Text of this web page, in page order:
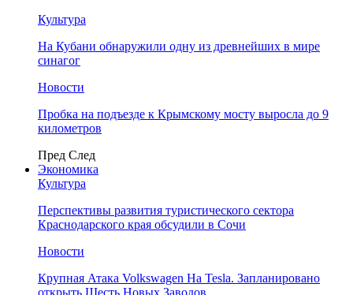
Культура
На Кубани обнаружили одну из древнейших в мире
синагог
Новости
Пробка на подъезде к Крымскому мосту выросла до 9
километров
Пред След
Экономика
Культура
Перспективы развития туристического сектора
Краснодарского края обсудили в Сочи
Новости
Крупная Атака Volkswagen На Tesla. Запланировано
открыть Шесть Новых Заводов